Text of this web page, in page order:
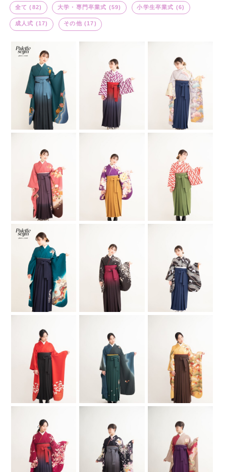
全て (82) 大学・専門卒業式 (59) 小学生卒業式 (6)
成人式 (17) その他 (17)